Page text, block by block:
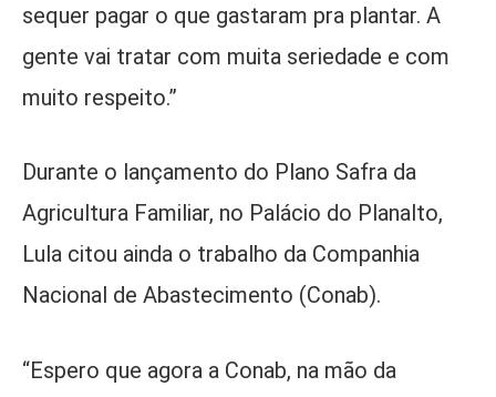
sequer pagar o que gastaram pra plantar. A
gente vai tratar com muita seriedade e com
muito respeito.”
Durante o lançamento do Plano Safra da
Agricultura Familiar, no Palácio do Planalto,
Lula citou ainda o trabalho da Companhia
Nacional de Abastecimento (Conab).
“Espero que agora a Conab, na mão da